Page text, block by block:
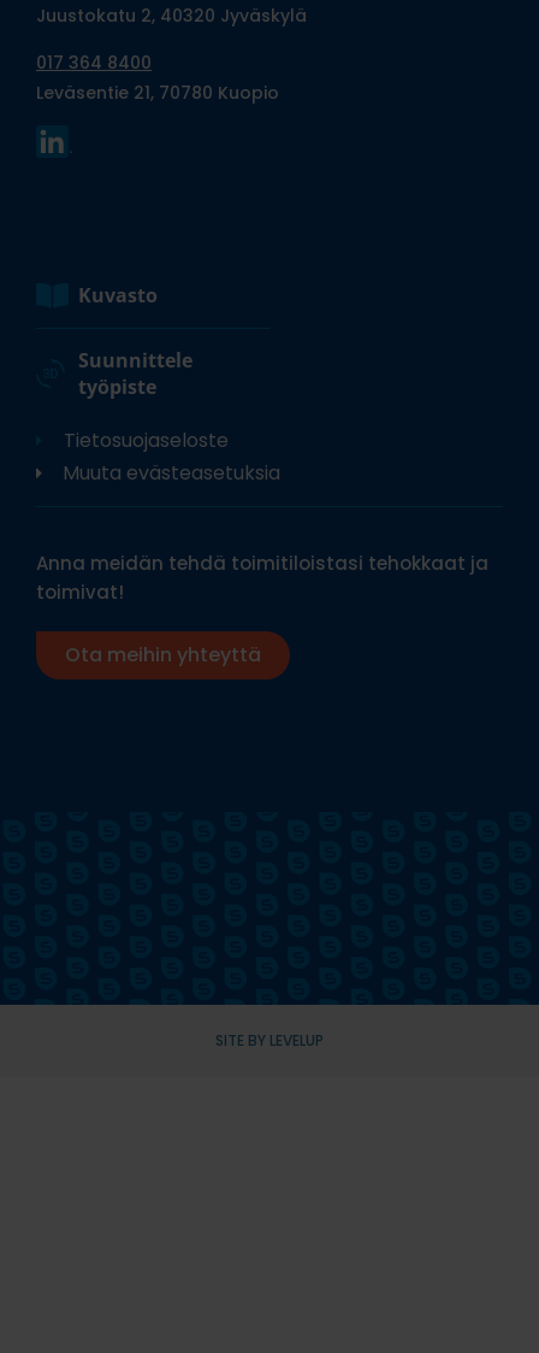
Juustokatu 2, 40320 Jyväskylä
017 364 8400
Leväsentie 21, 70780 Kuopio
Kuvasto
Suunnittele
työpiste
Tietosuojaseloste
Muuta evästeasetuksia
Anna meidän tehdä toimitiloistasi tehokkaat ja
toimivat!
Ota meihin yhteyttä
SITE BY LEVELUP